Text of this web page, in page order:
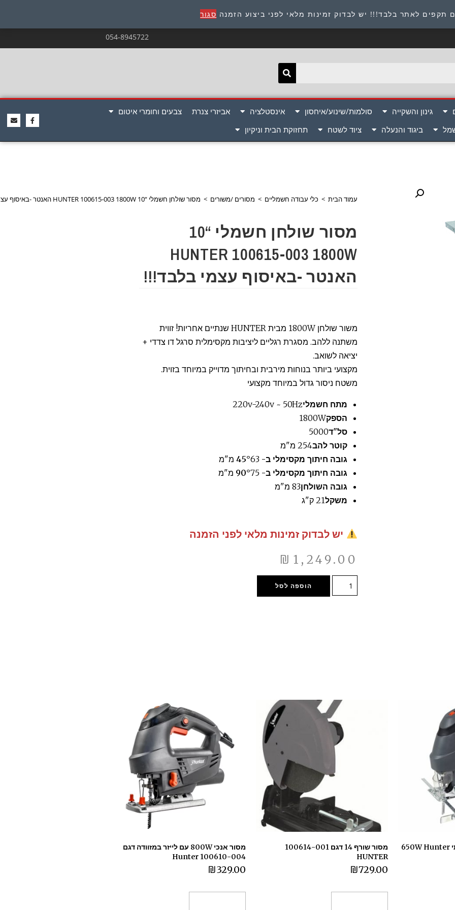
תקפים לאתר בלבד!!! יש לבדוק זמינות מלאי לפני ביצוע הזמנה סגור כתובת : היוזמים 9 אור יהודה שירות לקוחות 054-8945722
054-8945722
גינון והשקייה סולמות/שינוע/איחסון אינסטלציה אביזרי צנרת
צבעים וחומרי איטום
ביגוד והנעלה ציוד לשטח תחזוקת הבית וניקיון
עמוד הבית > כלי עבודה חשמליים > מסורים /משורים > מסור שולחן חשמלי “10 HUNTER 100615-003 1800W האנטר -באיסוף עצמי בלבד!!!
מסור שולחן חשמלי “10
HUNTER 100615-003 1800W
האנטר -באיסוף עצמי בלבד!!!
משור שולחן 1800W מבית HUNTER שנתיים אחריות! זווית
משתנה ללהב. מסגרת רגליים ליציבות מקסימלית סרגל דו צדדי +
יציאה לשואב.
מקצועי ביותר בנוחות מירבית ובחיתוך מדוייק במיוחד בזוית.
משטח ניסור גדול במיוחד מקצועי
מתח חשמלי220v-240v ~ 50Hz
הספק1800W
סל"ד5000
קוטר להב254 מ"מ
גובה חיתוך מקסימלי ב- 45° 63 מ"מ
גובה חיתוך מקסימלי ב- 90° 75 מ"מ
גובה השולחן83 מ"מ
משקל21 ק"ג
יש לבדוק זמינות מלאי לפני הזמנה
₪ 1,249.00
הוספה לסל
מסור אנכי -ג'יקסו איכותי 650W Hunter
מסור שורף 14 דגם 100614-001
HUNTER
₪729.00
מסור אנכי 800W עם לייזר במזוודה דגם
100610-004 Hunter
₪329.00